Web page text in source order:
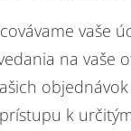
vaše
na vaše
k